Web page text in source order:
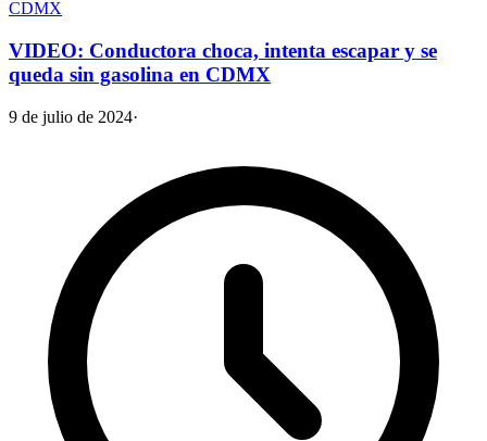
CDMX
VIDEO: Conductora choca, intenta escapar y se
queda sin gasolina en CDMX
9 de julio de 2024·